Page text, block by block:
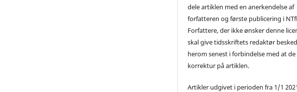
dele artiklen med en anerkendelse af
forfatteren og første publicering i
Forfattere, der ikke ønsker denne
skal give tidsskriftets redaktør besked
herom senest i forbindelse med at
korrektur på artiklen.
Artikler udgivet i perioden fra 1/1